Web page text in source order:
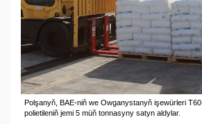
Polşanyň, BAE-niň we Owganystanyň işewürleri
polietileniň jemi 5 müň tonnasyny satyn aldylar.